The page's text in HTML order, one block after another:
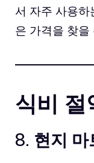
서 자주 사용
은 가격을 찾을
식비 절
8. 현지 마